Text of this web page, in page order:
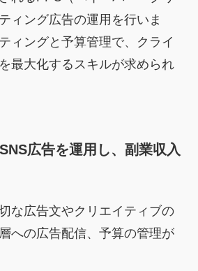
ィング広告の運用を行いま
ィングと予算管理で、クライ
最大化するスキルが求められ
広告を運用し、副業収入
な広告文やクリエイティブの
への広告配信、予算の管理が